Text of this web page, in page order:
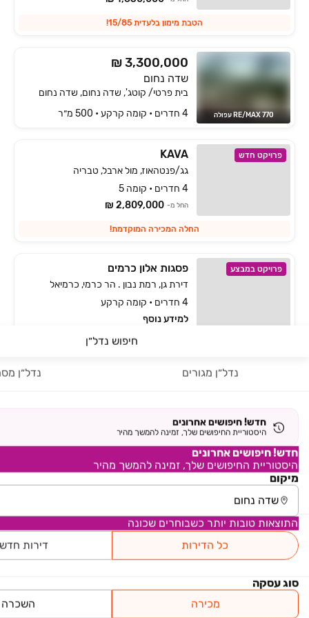
חיפוש נדל״ן
נדל״ן מגורים נדל״ן
חדש! חיפושים אחרונים
היסטוריית החיפושים שלך, זמינה להמשך מהיר
חדש! חיפושים אחרונים
היסטוריית החיפושים שלך, זמינה להמשך מהיר
מיקום
התוצאות טובות יותר כשבוחרים שכונה
כל הדירות
דירות
סוג עסקה
מכירה
השכרה
הטבת מימון בלעדית 15/85!
RE/MAX 770 עפולה
₪ 3,300,000
שדה נחום
בית פרטי/ קוטג', שדה נחום, שדה נחום
4 חדרים • קומה ‎קרקע‏ • 500 מ״ר
פרויקט חדש KAVA‏
גג/פנטהאוז, מול ארבל, טבריה
4 חדרים • קומה 5
החל מ- 2,809,000 ₪
החלה המכירה המוקדמת!
פרויקט במבצע פסגות אלון כרמים
דירת גן, רמת נבון . הר כרמי, כרמיאל
4 חדרים • קומה קרקע
למידע נוסף
יוקרה ואיכות בנופי כרמיאל
למידע נוסף
ראשי נדל״ן למכירה
בתים פרטיים/קוטג'ים בצפון והעמקים
אזור עמק בית שאן
שדה נחום
פרויקט חדש